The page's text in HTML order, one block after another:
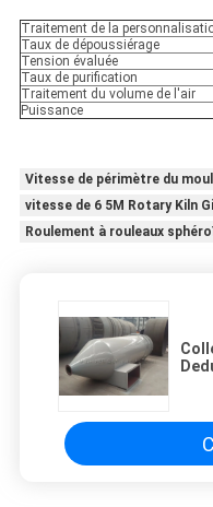
Traitement de la
Taux de dépoussiérage
Tension évaluée
Taux de purification
Traitement du volume de l'air
Puissance
Vitesse de périmètre du
vitesse de 6 5M Rotary Kiln
Roulement à rouleaux